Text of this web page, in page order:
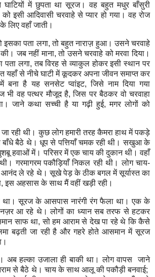
में छुपता था सूरज। वह बहुत मधुर बाँसुरी
को इसी आदि‍वासी चरवाहे से प्‍यार हो गया। वह रोज
लि‍ए वहाँ जाती।
इसका पता लगा,तो बहुत नाराज़ हुआ। उसने चरवाहे
जब नहीं माना,तो उसने चरवाहे को मरवा दि‍या।
पता लगा,तब वि‍रह से व्‍याकुल होकर इसी स्‍थान पर
से नीचे घाटी में कूदकर अपना जीवन समाप्‍त कर
बना है यह सनसेट प्‍वांइट,जि‍से नाम दि‍या गया
भी वह पत्‍थर मौजूद है,जि‍स पर बैठकर वो चरवाहा
जाने कथा सच्‍ची है या गढ़ी हुई,मगर लोगों को
रही थी। कुछ लोग हमारी तरह कैमरा हाथ में पकड़े
बैठे थे। धूप से पत्तियाँ चमक रही थी। सखुआ के
हवाओं में। परि‍सर में एक चाय की दुकान थी। वहाँ
गरमागरम पकौड़ियाँ नि‍कल रही थी। लोग चाय-
आनंद ले रहे थे। सूखे पेड़ के ठीक बगल में सूर्यास्‍त का
,इस अहसास के साथ मैं वहीं खड़ी रही।
था। सूरज के आसपास नारंगी रंग फैला था। एक के
आ रहे थे। लोगों का ध्‍यान सब तरफ से हटकर
साफ था,सो हम आराम से देख पा रहे थे कि‍ कैसे
बढ़ती जा रही है और गहरे होते आसमान में सूरज
अब हल्‍का उजाला ही बाकी था। लोग वापस
जाने
से बैठे थे। चाय के साथ आलू की पकौड़ी बनवाई;